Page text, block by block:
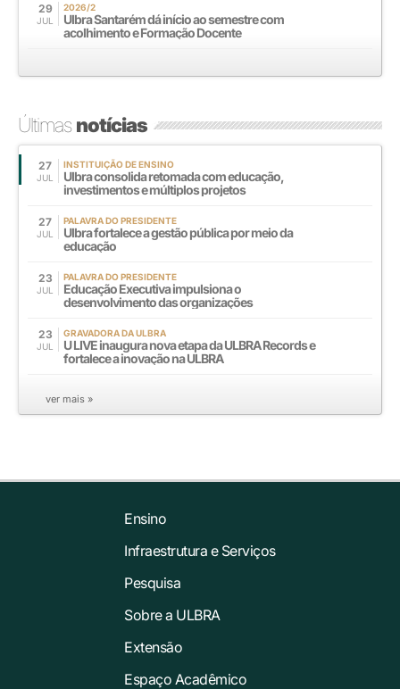
29
JUL
2026/2
Ulbra Santarém dá início ao semestre com
acolhimento e Formação Docente
Últimasnotícias
27
JUL
INSTITUIÇÃO DE ENSINO
Ulbra consolida retomada com educação,
investimentos e múltiplos projetos
27
JUL
PALAVRA DO PRESIDENTE
Ulbra fortalece a gestão pública por meio da
educação
23
JUL
PALAVRA DO PRESIDENTE
Educação Executiva impulsiona o
desenvolvimento das organizações
23
JUL
GRAVADORA DA ULBRA
U LIVE inaugura nova etapa da ULBRA Records e
fortalece a inovação na ULBRA
ver mais »
Ensino
Infraestrutura e Serviços
Pesquisa
Sobre a ULBRA
Extensão
Espaço Acadêmico